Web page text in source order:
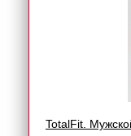
TotalFit.